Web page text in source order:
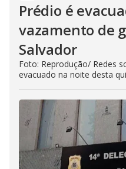
Prédio é
vazamento de
Salvador
Foto: Reprodução/ Redes
evacuado na noite desta